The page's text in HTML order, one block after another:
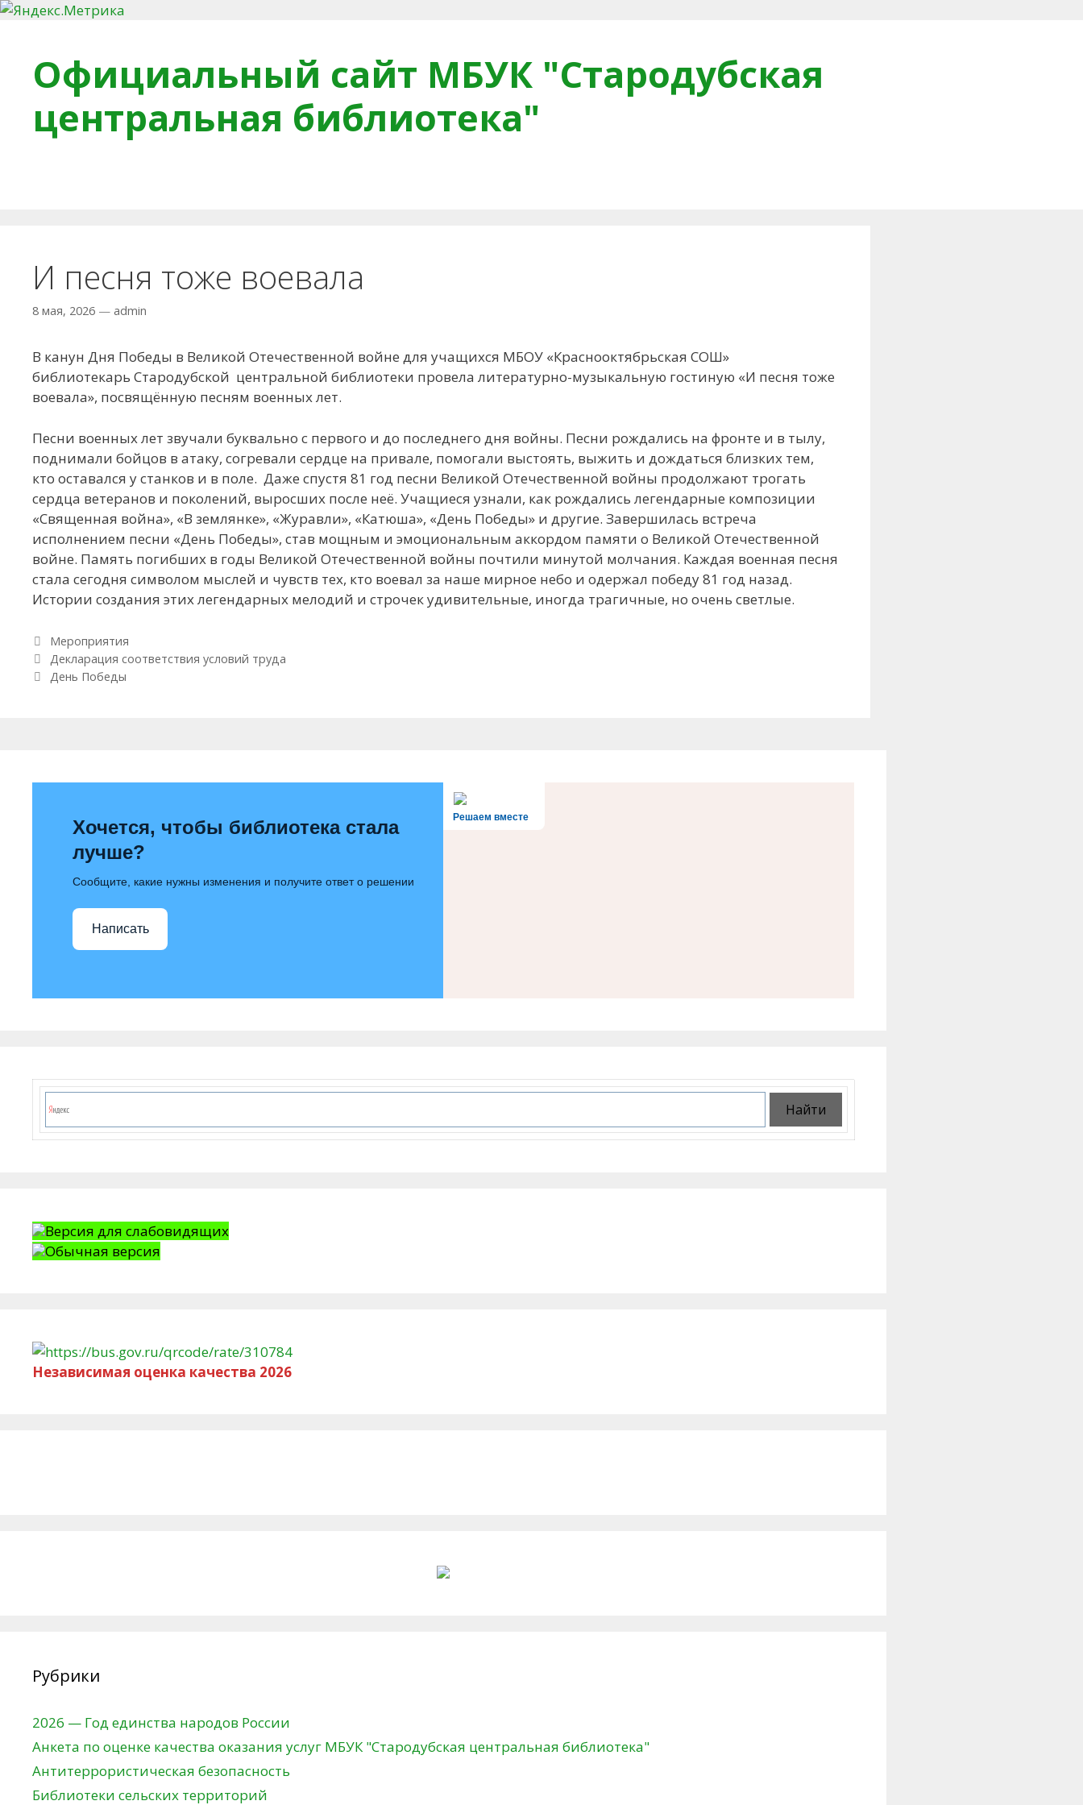
Официальный сайт МБУК "Стародубская
центральная библиотека"
И песня тоже воевала
8 мая, 2026 — admin
В канун Дня Победы в Великой Отечественной войне для учащихся МБОУ «Краснооктябрьская СОШ»
библиотекарь Стародубской центральной библиотеки провела литературно-музыкальную гостиную «И песня тоже
воевала», посвящённую песням военных лет.
Песни военных лет звучали буквально с первого и до последнего дня войны. Песни рождались на фронте и в тылу,
поднимали бойцов в атаку, согревали сердце на привале, помогали выстоять, выжить и дождаться близких тем,
кто оставался у станков и в поле. Даже спустя 81 год песни Великой Отечественной войны продолжают трогать
сердца ветеранов и поколений, выросших после неё. Учащиеся узнали, как рождались легендарные композиции
«Священная война», «В землянке», «Журавли», «Катюша», «День Победы» и другие. Завершилась встреча
исполнением песни «День Победы», став мощным и эмоциональным аккордом памяти о Великой Отечественной
войне. Память погибших в годы Великой Отечественной войны почтили минутой молчания. Каждая военная песня
стала сегодня символом мыслей и чувств тех, кто воевал за наше мирное небо и одержал победу 81 год назад.
Истории создания этих легендарных мелодий и строчек удивительные, иногда трагичные, но очень светлые.
Рубрики
Мероприятия
Навигация по записям
Декларация соответствия условий труда
День Победы
Решаем вместе
Хочется, чтобы библиотека стала
лучше?
Сообщите, какие нужны изменения и получите ответ о решении
Написать
Версия для слабовидящих
Обычная версия
Независимая оценка качества 2026
Рубрики
2026 — Год единства народов России
Анкета по оценке качества оказания услуг МБУК "Стародубская центральная библиотека"
Антитеррористическая безопасность
Библиотеки сельских территорий